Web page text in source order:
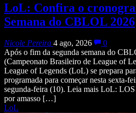
LoL: Confira o
Semana do CBLOL 2026
Nicole Pereira 4 ago, 2026
0
Após o fim da segunda semana do
(Campeonato Brasileiro de League of
League of Legends (LoL) se prepara
programada para começar nesta sexta-
segunda-feira (10). Leia mais LoL:
por amasso […]
LoL